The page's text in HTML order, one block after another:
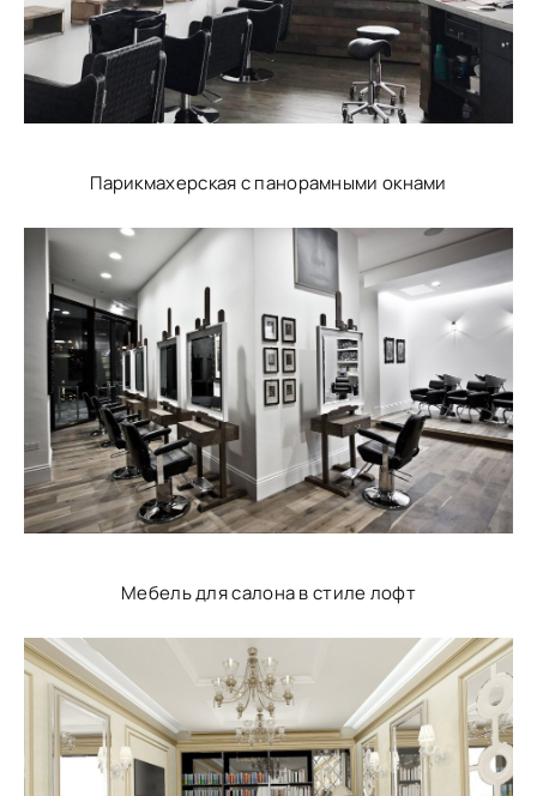
Парикмахерская с панорамными окнами
Мебель для салона в стиле лофт